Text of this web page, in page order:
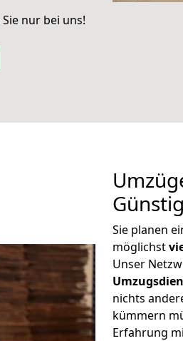
nur bei uns!
Sie planen
möglichst
Unser
nichts
kümmern
Erfahrung